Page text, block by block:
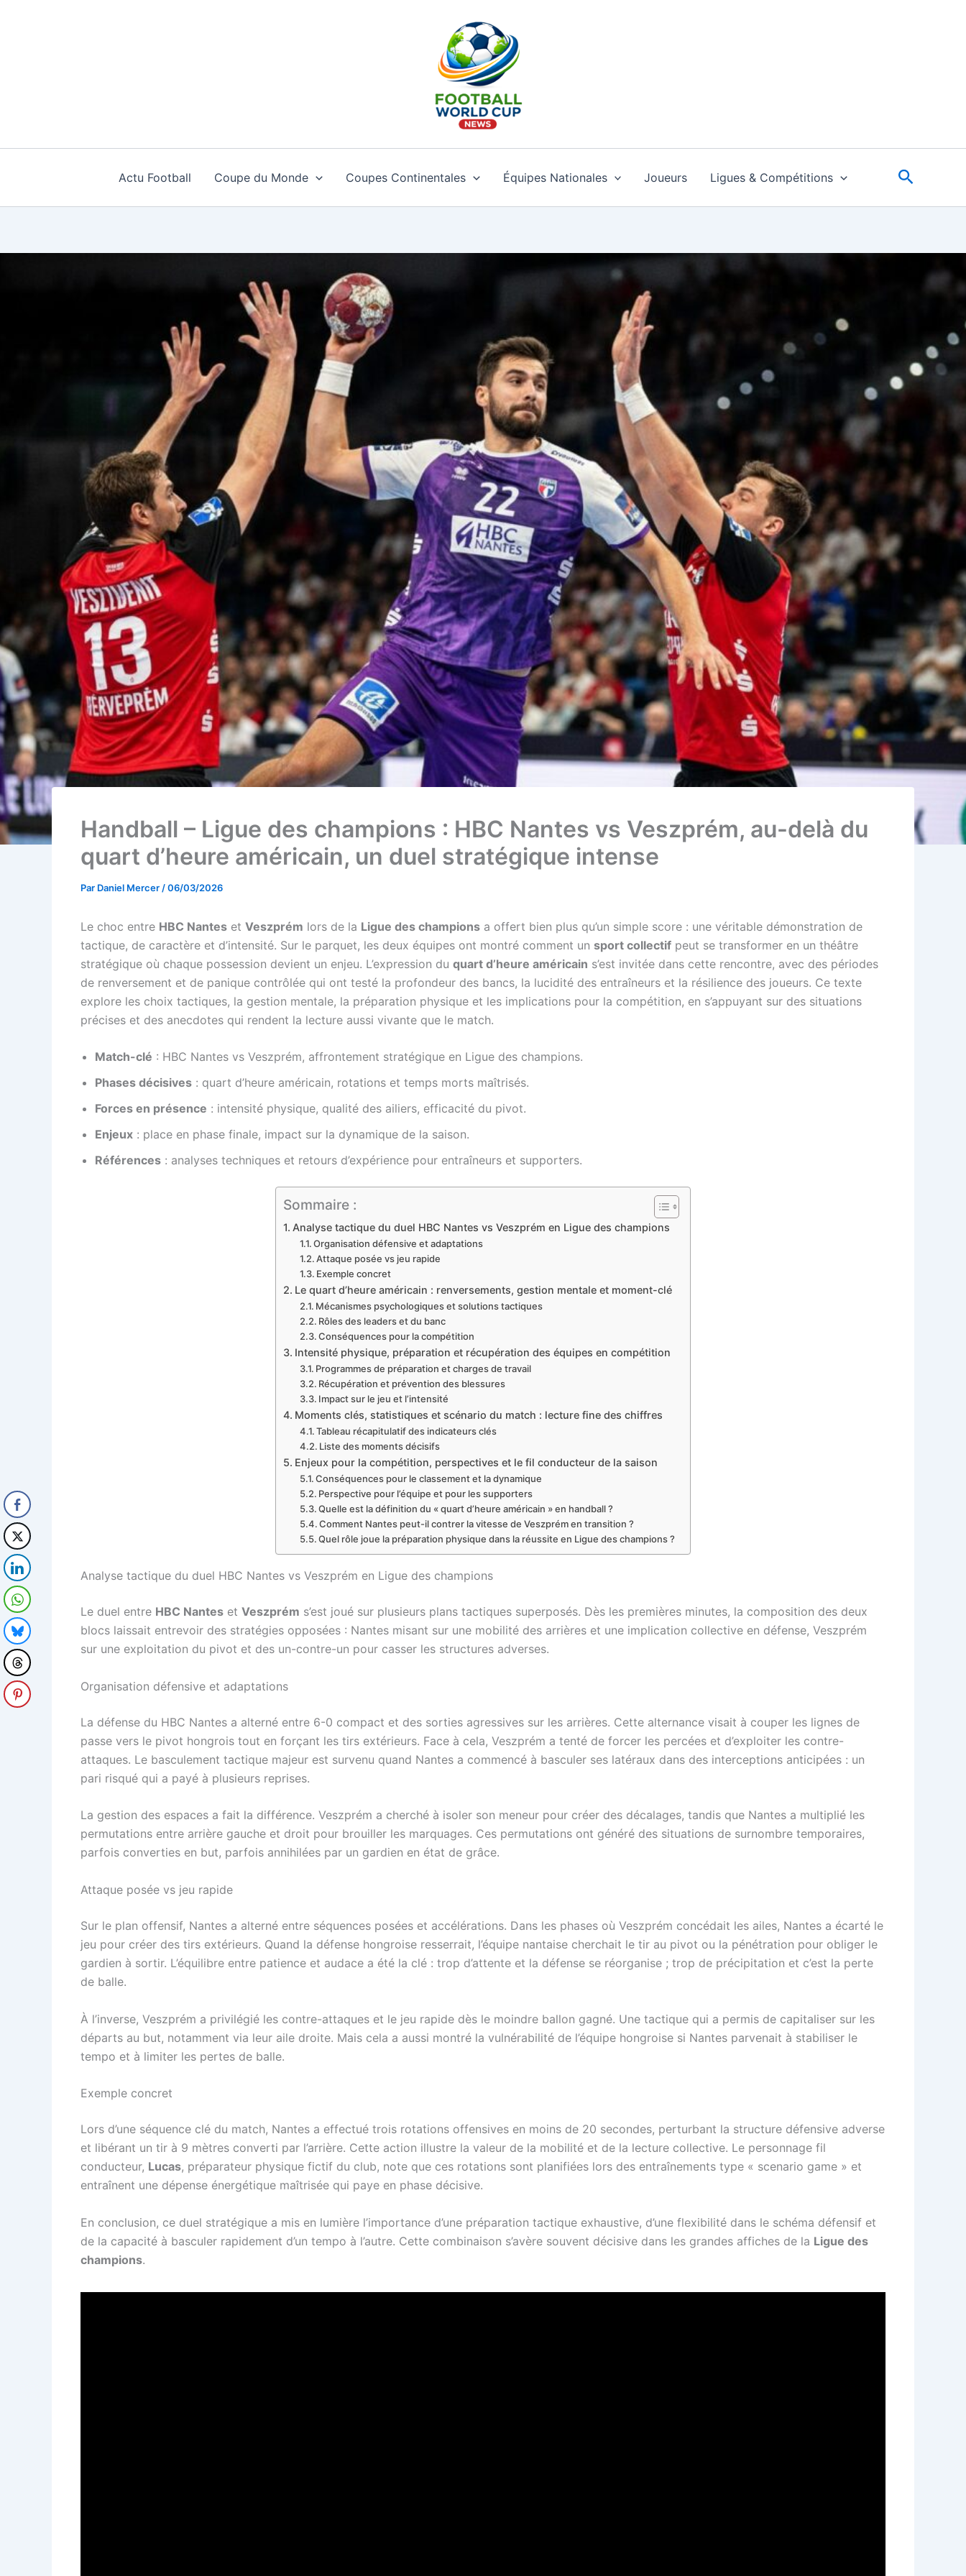
Actu Football Coupe du Monde Coupes Continentales Équipes Nationales Joueurs Ligues & Compétitions
Handball – Ligue des champions : HBC Nantes vs Veszprém, au-delà du
quart d’heure américain, un duel stratégique intense
Par Daniel Mercer /06/03/2026
Le choc entre HBC Nantes et Veszprém lors de la Ligue des champions a offert bien plus qu’un simple score : une véritable démonstration de
tactique, de caractère et d’intensité. Sur le parquet, les deux équipes ont montré comment un sport collectif peut se transformer en un théâtre
stratégique où chaque possession devient un enjeu. L’expression du quart d’heure américain s’est invitée dans cette rencontre, avec des périodes
de renversement et de panique contrôlée qui ont testé la profondeur des bancs, la lucidité des entraîneurs et la résilience des joueurs. Ce texte
explore les choix tactiques, la gestion mentale, la préparation physique et les implications pour la compétition, en s’appuyant sur des situations
précises et des anecdotes qui rendent la lecture aussi vivante que le match.
Match-clé : HBC Nantes vs Veszprém, affrontement stratégique en Ligue des champions.
Phases décisives : quart d’heure américain, rotations et temps morts maîtrisés.
Forces en présence : intensité physique, qualité des ailiers, efficacité du pivot.
Enjeux : place en phase finale, impact sur la dynamique de la saison.
Références : analyses techniques et retours d’expérience pour entraîneurs et supporters.
Sommaire :
Analyse tactique du duel HBC Nantes vs Veszprém en Ligue des champions
Organisation défensive et adaptations
Attaque posée vs jeu rapide
Exemple concret
Le quart d’heure américain : renversements, gestion mentale et moment-clé
Mécanismes psychologiques et solutions tactiques
Rôles des leaders et du banc
Conséquences pour la compétition
Intensité physique, préparation et récupération des équipes en compétition
Programmes de préparation et charges de travail
Récupération et prévention des blessures
Impact sur le jeu et l’intensité
Moments clés, statistiques et scénario du match : lecture fine des chiffres
Tableau récapitulatif des indicateurs clés
Liste des moments décisifs
Enjeux pour la compétition, perspectives et le fil conducteur de la saison
Conséquences pour le classement et la dynamique
Perspective pour l’équipe et pour les supporters
Quelle est la définition du « quart d’heure américain » en handball ?
Comment Nantes peut-il contrer la vitesse de Veszprém en transition ?
Quel rôle joue la préparation physique dans la réussite en Ligue des champions ?
Analyse tactique du duel HBC Nantes vs Veszprém en Ligue des champions
Le duel entre HBC Nantes et Veszprém s’est joué sur plusieurs plans tactiques superposés. Dès les premières minutes, la composition des deux
blocs laissait entrevoir des stratégies opposées : Nantes misant sur une mobilité des arrières et une implication collective en défense, Veszprém
sur une exploitation du pivot et des un-contre-un pour casser les structures adverses.
Organisation défensive et adaptations
La défense du HBC Nantes a alterné entre 6-0 compact et des sorties agressives sur les arrières. Cette alternance visait à couper les lignes de
passe vers le pivot hongrois tout en forçant les tirs extérieurs. Face à cela, Veszprém a tenté de forcer les percées et d’exploiter les contre-
attaques. Le basculement tactique majeur est survenu quand Nantes a commencé à basculer ses latéraux dans des interceptions anticipées : un
pari risqué qui a payé à plusieurs reprises.
La gestion des espaces a fait la différence. Veszprém a cherché à isoler son meneur pour créer des décalages, tandis que Nantes a multiplié les
permutations entre arrière gauche et droit pour brouiller les marquages. Ces permutations ont généré des situations de surnombre temporaires,
parfois converties en but, parfois annihilées par un gardien en état de grâce.
Attaque posée vs jeu rapide
Sur le plan offensif, Nantes a alterné entre séquences posées et accélérations. Dans les phases où Veszprém concédait les ailes, Nantes a écarté le
jeu pour créer des tirs extérieurs. Quand la défense hongroise resserrait, l’équipe nantaise cherchait le tir au pivot ou la pénétration pour obliger le
gardien à sortir. L’équilibre entre patience et audace a été la clé : trop d’attente et la défense se réorganise ; trop de précipitation et c’est la perte
de balle.
À l’inverse, Veszprém a privilégié les contre-attaques et le jeu rapide dès le moindre ballon gagné. Une tactique qui a permis de capitaliser sur les
départs au but, notamment via leur aile droite. Mais cela a aussi montré la vulnérabilité de l’équipe hongroise si Nantes parvenait à stabiliser le
tempo et à limiter les pertes de balle.
Exemple concret
Lors d’une séquence clé du match, Nantes a effectué trois rotations offensives en moins de 20 secondes, perturbant la structure défensive adverse
et libérant un tir à 9 mètres converti par l’arrière. Cette action illustre la valeur de la mobilité et de la lecture collective. Le personnage fil
conducteur, Lucas, préparateur physique fictif du club, note que ces rotations sont planifiées lors des entraînements type « scenario game » et
entraînent une dépense énergétique maîtrisée qui paye en phase décisive.
En conclusion, ce duel stratégique a mis en lumière l’importance d’une préparation tactique exhaustive, d’une flexibilité dans le schéma défensif et
de la capacité à basculer rapidement d’un tempo à l’autre. Cette combinaison s’avère souvent décisive dans les grandes affiches de la Ligue des
champions.